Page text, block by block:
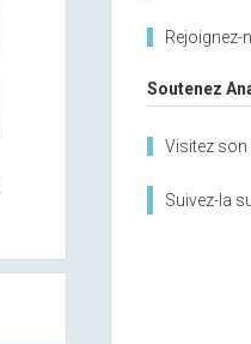
Soutenez
Visitez
Suivez-la